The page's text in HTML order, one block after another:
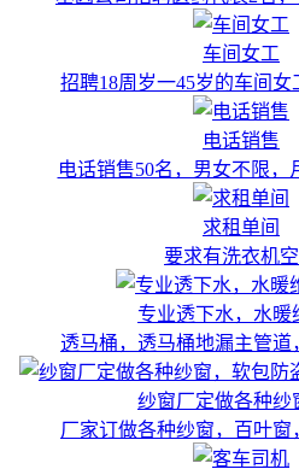
车间女工
招聘18周岁一45岁的车间女
电话销售
电话销售50名，男女不限，
求租单间
要求有洗衣机
专业透下水，水暖
透马桶，透马桶地漏主管道
纱窗厂定做各种纱
厂家订做各种纱窗，百叶窗